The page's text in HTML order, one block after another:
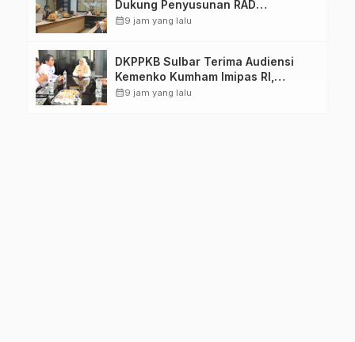
Dukung Penyusunan RAD
TPB/SDGs Sulawesi Barat
calendar_month9 jam yang lalu
DKPPKB Sulbar Terima Audiensi
Kemenko Kumham Imipas RI,
Perkuat Pelayanan Kesehatan bagi
calendar_month9 jam yang lalu